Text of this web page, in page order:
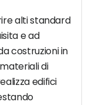
alti standard
e ad
costruzioni in
di
edifici